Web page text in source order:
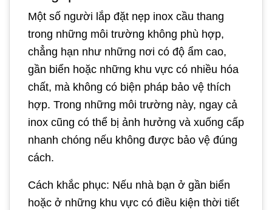
Một số người lắp đặt nẹp inox cầu thang
trong những môi trường không phù hợp,
chẳng hạn như những nơi có độ ẩm cao,
gần biển hoặc những khu vực có nhiều hóa
chất, mà không có biện pháp bảo vệ thích
hợp. Trong những môi trường này, ngay cả
inox cũng có thể bị ảnh hưởng và xuống cấp
nhanh chóng nếu không được bảo vệ đúng
cách.
Cách khắc phục: Nếu nhà bạn ở gần biển
hoặc ở những khu vực có điều kiện thời tiết